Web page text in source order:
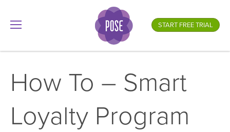
What is your store name?
.gotpose.com
START FREE TRIAL
How To – Smart
Loyalty Program